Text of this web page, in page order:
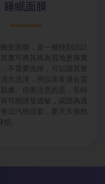
睡眠面膜
安面膜，是一種特別設計
實可將其視為質地更厚實
不需要洗掉，可以讓其整
水洗淨，所以非常適合需
膚。但要注意的是，長時
可能誘發過敏，或因為過
沾污枕頭套，要天天換枕
。